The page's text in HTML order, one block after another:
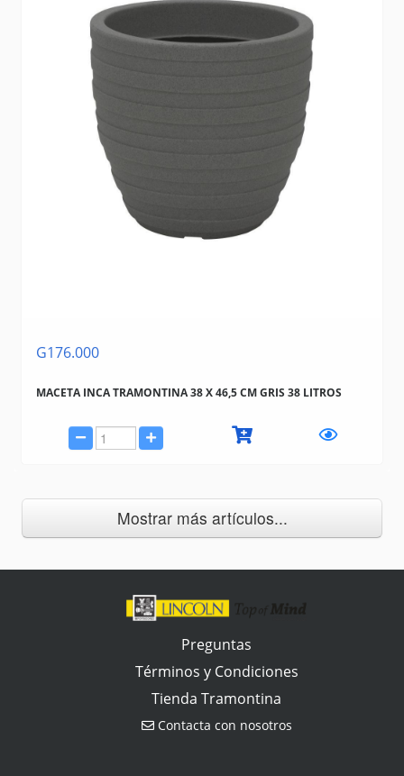
G176.000
MACETA INCA TRAMONTINA 38 X 46,5 CM GRIS 38 LITROS
Mostrar más artículos...
Preguntas
Términos y Condiciones
Tienda Tramontina
Contacta con nosotros